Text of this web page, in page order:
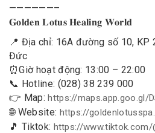
——————–
𝐆𝐨𝐥𝐝𝐞𝐧 𝐋𝐨𝐭𝐮𝐬 𝐇𝐞𝐚𝐥𝐢𝐧𝐠 𝐖𝐨𝐫𝐥𝐝
📍 Địa chỉ: 16A đường số 10, KP
Đức
⏰Giờ hoạt động: 13:00 – 22:00
📞 Hotline: (028) 38 239 000
👉 Map:https://maps.app.goo.gl/
🌐 Website: https://
️🎵 Tiktok: https://www.tiktok.com/